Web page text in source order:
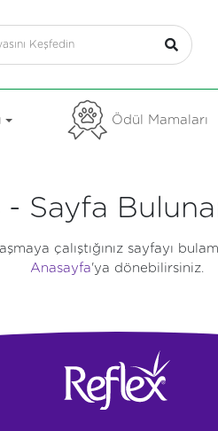
Ödül Mamaları
Sayfa
çalıştığınız sayfayı
Anasayfa'ya dönebilirsiniz.